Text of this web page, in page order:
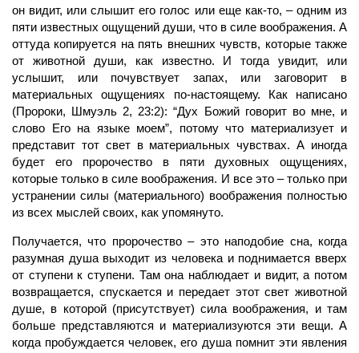
он видит, или слышит его голос или еще как-то, – одним из
пяти известных ощущений души, что в силе воображения. А
оттуда копируется на пять внешних чувств, которые также
от животной души, как известно. И тогда увидит, или
услышит, или почувствует запах, или заговорит в
материальных ощущениях по-настоящему. Как написано
(Пророки, Шмуэль 2, 23:2): “Дух Божий говорит во мне, и
слово Его на языке моем”, потому что материализует и
представит тот свет в материальных чувствах. А иногда
будет его пророчество в пяти духовных ощущениях,
которые только в силе воображения. И все это – только при
устранении силы (материального) воображения полностью
из всех мыслей своих, как упомянуто.
Получается, что пророчество – это наподобие сна, когда
разумная душа выходит из человека и поднимается вверх
от ступени к ступени. Там она наблюдает и видит, а потом
возвращается, спускается и передает этот свет животной
душе, в которой (присутствует) сила воображения, и там
больше представляются и материализуются эти вещи. А
когда пробуждается человек, его душа помнит эти явления